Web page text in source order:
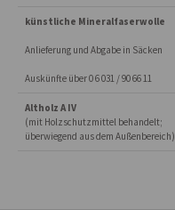
künstliche Mineralfaserwolle
Anlieferung und Abgabe in Säcken
Auskünfte über 0 6 031 / 90 66 11
Altholz A IV
(mit Holzschutzmittel behandelt;
überwiegend aus dem Außenbereich)